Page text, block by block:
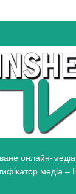
онлайн-
медіа –